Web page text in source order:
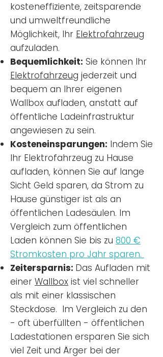
kosteneffiziente, zeitsparende
und umweltfreundliche
Möglichkeit, Ihr Elektrofahrzeug
aufzuladen.
Bequemlichkeit: Sie können Ihr
Elektrofahrzeug jederzeit und
bequem an Ihrer eigenen
Wallbox aufladen, anstatt auf
öffentliche Ladeinfrastruktur
angewiesen zu sein.
Kosteneinsparungen: Indem Sie
Ihr Elektrofahrzeug zu Hause
aufladen, können Sie auf lange
Sicht Geld sparen, da Strom zu
Hause günstiger ist als an
öffentlichen Ladesäulen. Im
Vergleich zum öffentlichen
Laden können Sie bis zu 800 €
Stromkosten pro Jahr sparen.
Zeitersparnis: Das Aufladen mit
einer Wallbox ist viel schneller
als mit einer klassischen
Steckdose. Im Vergleich zu den
- oft überfüllten - öffentlichen
Ladestationen ersparen Sie sich
viel Zeit und Ärger bei der